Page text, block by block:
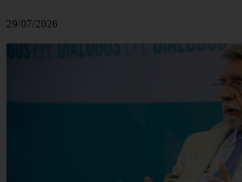
29/07/2026